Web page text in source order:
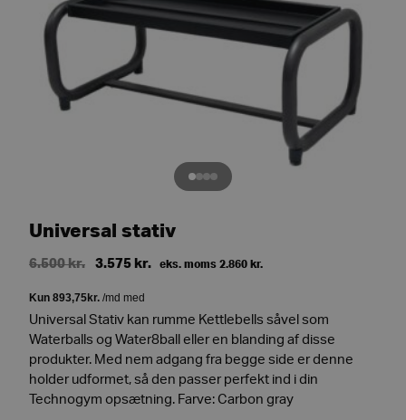
Universal stativ
6.500kr.
Original
was:
6.500 kr..
3.575 kr.Current
3.575 kr..
eks. moms 2.860 kr.
Universal Stativ kan rumme Kettlebells såvel som
Waterballs og Water8ball eller en blanding af disse
produkter. Med nem adgang fra begge side er denne
holder udformet, så den passer perfekt ind i din
Technogym opsætning. Farve: Carbon gray